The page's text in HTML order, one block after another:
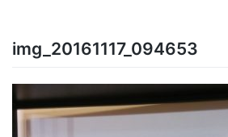
img_20161117_094653